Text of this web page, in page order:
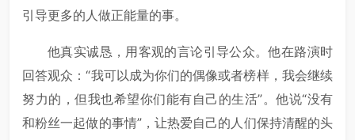
引导更多的人做正能量的事。
他真实诚恳，用客观的言论引导公众。他在路演时
回答观众：“我可以成为你们的偶像或者榜样，我会继续
努力的，但我也希望你们能有自己的生活”。他说“没有
和粉丝一起做的事情”，让热爱自己的人们保持清醒的头